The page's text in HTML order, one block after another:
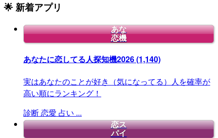
🌟 新着アプリ
あな
恋機
あなたに恋してる人探知機2026(1,140)
実はあなたのことが好き（気になってる）人を確率が
高い順にランキング！
診断恋愛 占い ...
恋ス
パイ